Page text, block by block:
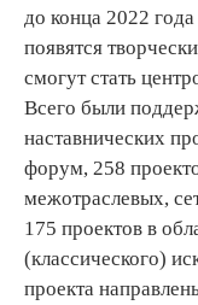
до конца 2022
появятся
смогут стать
Всего были
наставнических
форум, 258
межотраслевых,
175 проектов в
(классического)
проекта